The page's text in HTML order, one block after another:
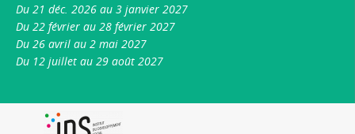
Du 21 déc. 2026 au 3 janvier 2027
Du 22 février au 28 février 2027
Du 26 avril au 2 mai 2027
Du 12 juillet au 29 août 2027